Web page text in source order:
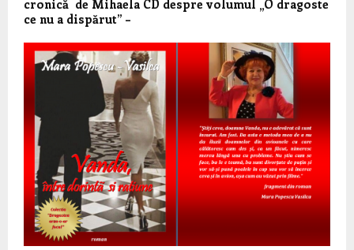
cronică de Mihaela CD despre volumul „O dragoste
ce nu a dispărut” –